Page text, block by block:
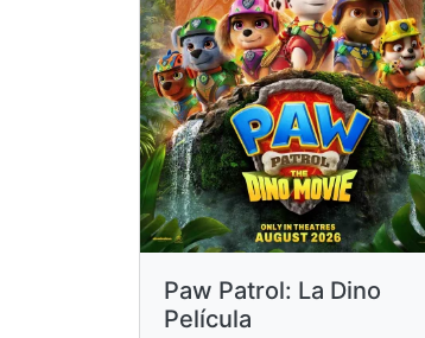
Paw Patrol: La Dino
Película